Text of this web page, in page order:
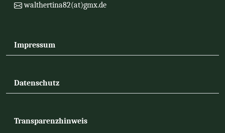
walthertina82(at)gmx.de
Impressum
Datenschutz
Transparenzhinweis